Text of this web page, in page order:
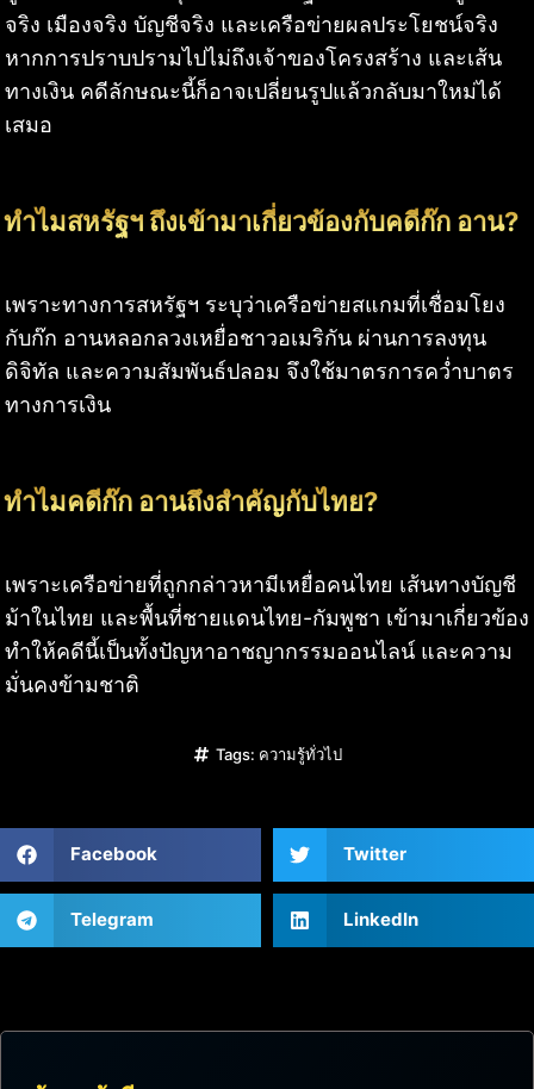
จริง เมืองจริง บัญชีจริง และเครือข่ายผลประโยชน์จริง
หากการปราบปรามไปไม่ถึงเจ้าของโครงสร้าง และเส้น
ทางเงิน คดีลักษณะนี้ก็อาจเปลี่ยนรูปแล้วกลับมาใหม่ได้
เสมอ
ทำไมสหรัฐฯ ถึงเข้ามาเกี่ยวข้องกับคดีก๊ก อาน?
เพราะทางการสหรัฐฯ ระบุว่าเครือข่ายสแกมที่เชื่อมโยง
กับก๊ก อานหลอกลวงเหยื่อชาวอเมริกัน ผ่านการลงทุน
ดิจิทัล และความสัมพันธ์ปลอม จึงใช้มาตรการคว่ำบาตร
ทางการเงิน
ทำไมคดีก๊ก อานถึงสำคัญกับไทย?
เพราะเครือข่ายที่ถูกกล่าวหามีเหยื่อคนไทย เส้นทางบัญชี
ม้าในไทย และพื้นที่ชายแดนไทย-กัมพูชา เข้ามาเกี่ยวข้อง
ทำให้คดีนี้เป็นทั้งปัญหาอาชญากรรมออนไลน์ และความ
มั่นคงข้ามชาติ
Tags: ความรู้ทั่วไป
Facebook Twitter
Telegram LinkedIn